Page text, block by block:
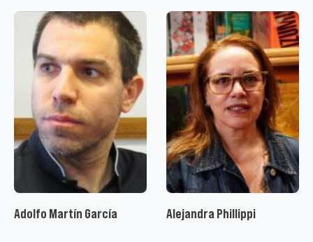
Adolfo Martín García Alejandra Phillippi